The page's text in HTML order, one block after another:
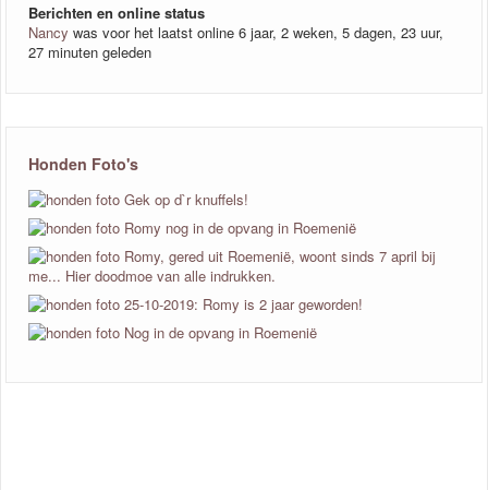
Berichten en online status
Nancy was voor het laatst online 6 jaar, 2 weken, 5 dagen, 23 uur,
27 minuten geleden
Honden Foto's